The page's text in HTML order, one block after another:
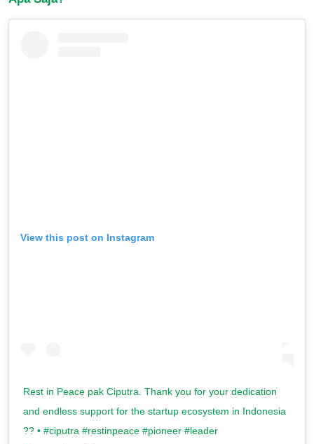
View this post on Instagram
Rest in Peace pak Ciputra. Thank you for your dedication
and endless support for the startup ecosystem in Indonesia
?? • #ciputra #restinpeace #pioneer #leader